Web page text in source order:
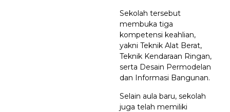
Sekolah tersebut
membuka tiga
kompetensi keahlian,
yakni Teknik Alat Berat,
Teknik Kendaraan Ringan,
serta Desain Permodelan
dan Informasi Bangunan.
Selain aula baru, sekolah
juga telah memiliki